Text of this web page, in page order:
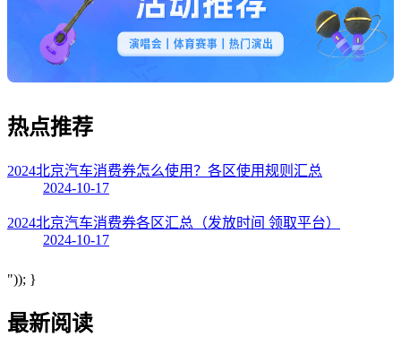
热点推荐
2024北京汽车消费券怎么使用？各区使用规则汇总
2024-10-17
2024北京汽车消费券各区汇总（发放时间 领取平台）
2024-10-17
")); }
最新阅读